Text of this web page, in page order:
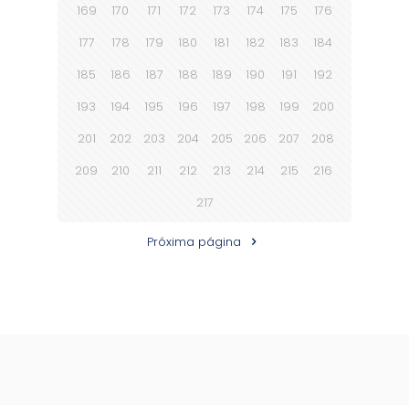
169
170 171 172 173 174 175
176
177
178 179 180 181 182 183
184
185
186 187 188 189 190 191
192
193
194 195 196 197 198 199
200
201
202 203 204 205 206 207
208
209
210 211 212 213 214 215
216
217
Próxima página